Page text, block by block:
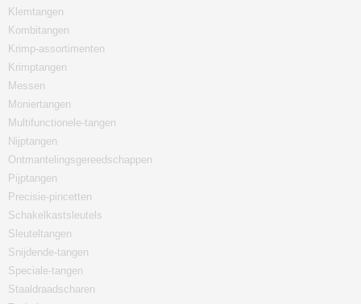
Klemtangen
Kombitangen
Krimp-assortimenten
Krimptangen
Messen
Moniertangen
Multifunctionele-tangen
Nijptangen
Ontmantelingsgereedschappen
Pijptangen
Precisie-pincetten
Schakelkastsleutels
Sleuteltangen
Snijdende-tangen
Speciale-tangen
Staaldraadscharen